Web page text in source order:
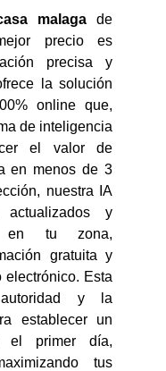
malagade
precio es
precisa y
la solución
online que,
de inteligencia
el valor de
en menos de 3
nuestra IA
y
en tu zona,
gratuita y
electrónico. Esta
y la
establecer un
el primer día,
tus